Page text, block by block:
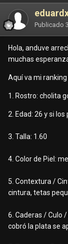
los
bueno la vi y
luego del
matarrrrrr.
13. Aseo
todas sus
14. Trato de
15. Precio: 50
16.Telefono /
17. Ubicacion
18. Comfort /
privado.
Publicado
Hola, anduve
muchas
Aquí va mi
1 . Rostro: cholita
2. Edad: 26 y si los
3. Talla: 1.60
4. Color de Piel:
5. Contextura /
cintura, tetas
6. Caderas / Culo
cobró la plata se